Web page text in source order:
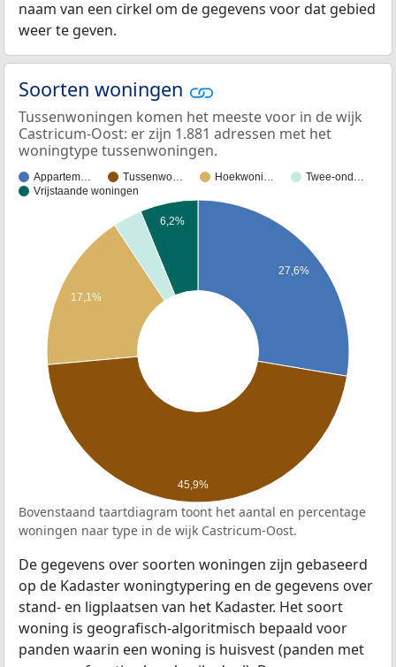
naam van een cirkel om de gegevens voor dat gebied
weer te geven.
Soorten woningen
Tussenwoningen komen het meeste voor in de wijk
Castricum-Oost: er zijn 1.881 adressen met het
woningtype tussenwoningen.
Appartem… Tussenwo… Hoekwoni…
Twee-ond…
Vrijstaande woningen
27,6%
6,2%
17,1%
45,9%
Bovenstaand taartdiagram toont het aantal en percentage
woningen naar type in de wijk Castricum-Oost.
De gegevens over soorten woningen zijn gebaseerd
op de Kadaster woningtypering en de gegevens over
stand- en ligplaatsen van het Kadaster. Het soort
woning is geografisch-algoritmisch bepaald voor
panden waarin een woning is huisvest (panden met